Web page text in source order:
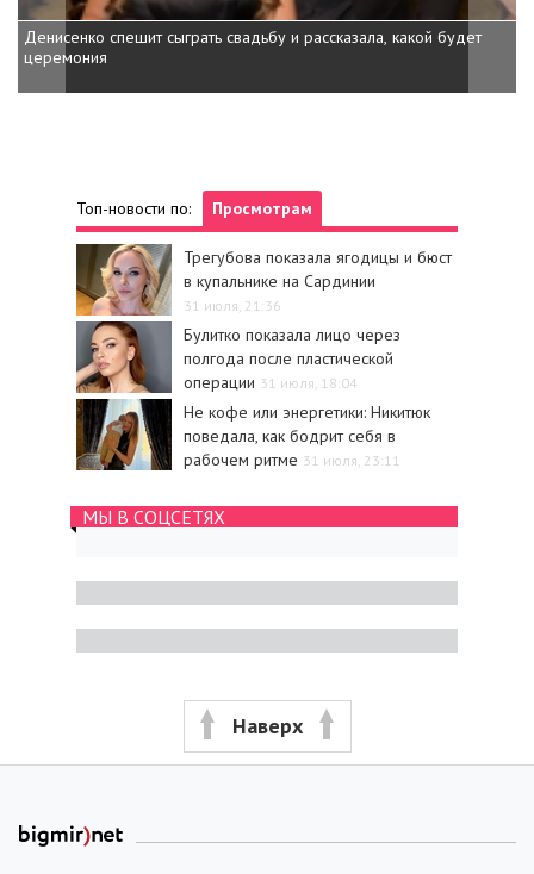
Денисенко спешит сыграть свадьбу и рассказала, какой будет
церемония
Дочь Шварценеггера
Топ-новости по: Просмотрам
Трегубова показала ягодицы и бюст
в купальнике на Сардинии
31 июля, 21:36
Булитко показала лицо через
полгода после пластической
операции 31 июля, 18:04
Не кофе или энергетики: Никитюк
поведала, как бодрит себя в
рабочем ритме 31 июля, 23:11
МЫ В СОЦСЕТЯХ
Наверх